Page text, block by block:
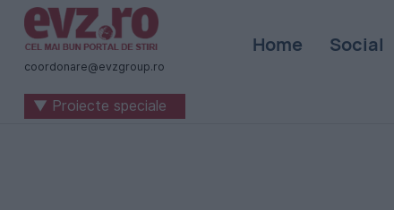
Știri
naționale
internaționale
coordonare@evzgroup.ro
Home Social
▼ Proiecte speciale